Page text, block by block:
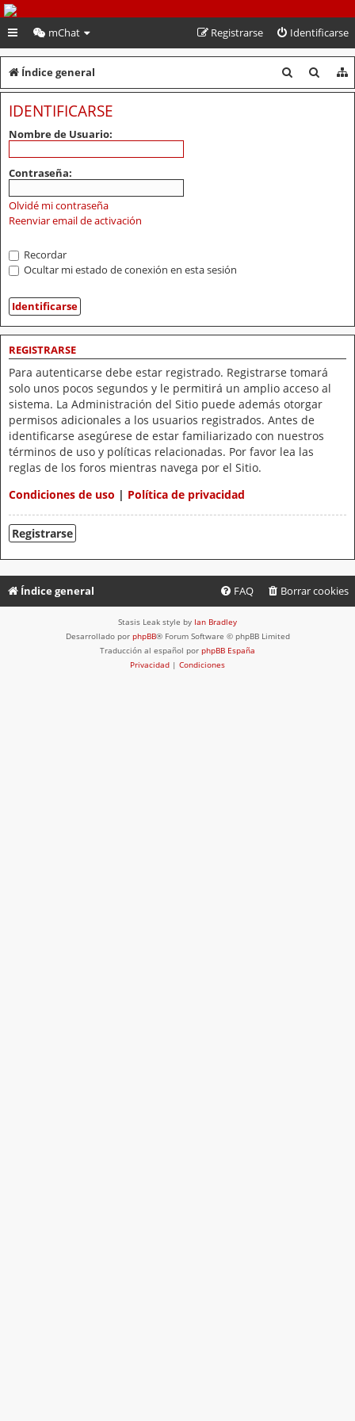
PeruVoley.com
mChat Identificarse
Registrarse
Índice general
u
u
IDENTIFICARSE
Nombre de Usuario:
Contraseña:
Olvidé mi contraseña
Reenviar email de activación
Recordar
Ocultar mi estado de conexión en esta sesión
REGISTRARSE
Para autenticarse debe estar registrado. Registrarse tomará
solo unos pocos segundos y le permitirá un amplio acceso al
sistema. La Administración del Sitio puede además otorgar
permisos adicionales a los usuarios registrados. Antes de
identificarse asegúrese de estar familiarizado con nuestros
términos de uso y políticas relacionadas. Por favor lea las
reglas de los foros mientras navega por el Sitio.
Condiciones de uso | Política de privacidad
Registrarse
Índice general Borrar cookies
FAQ
Stasis Leak style by Ian Bradley
Desarrollado por phpBB® Forum Software © phpBB Limited
Traducción al español por phpBB España
Privacidad | Condiciones